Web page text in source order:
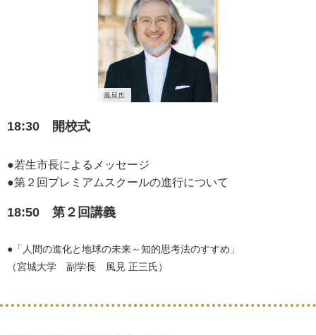
18:30 開校式
●若生市長によるメッセージ
●第２回プレミアムスクールの進行について
18:50 第２回講義
●「人間の進化と地球の未来～知的思考法のすすめ」
（宮城大学 副学長 風見 正三氏）